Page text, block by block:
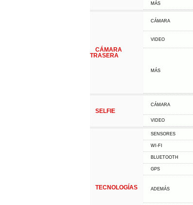
MÁS
CÁMARA
TRASERA
CÁMARA
VIDEO
MÁS
SELFIE
CÁMARA
VIDEO
TECNOLOGÍAS
SENSORES
WI-FI
BLUETOOTH
GPS
ADEMÁS